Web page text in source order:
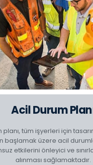
Acil Durum
planı, tüm işyerleri için
başlamak üzere acil
etkilerini önleyici ve
alınması sağlamaktadır.